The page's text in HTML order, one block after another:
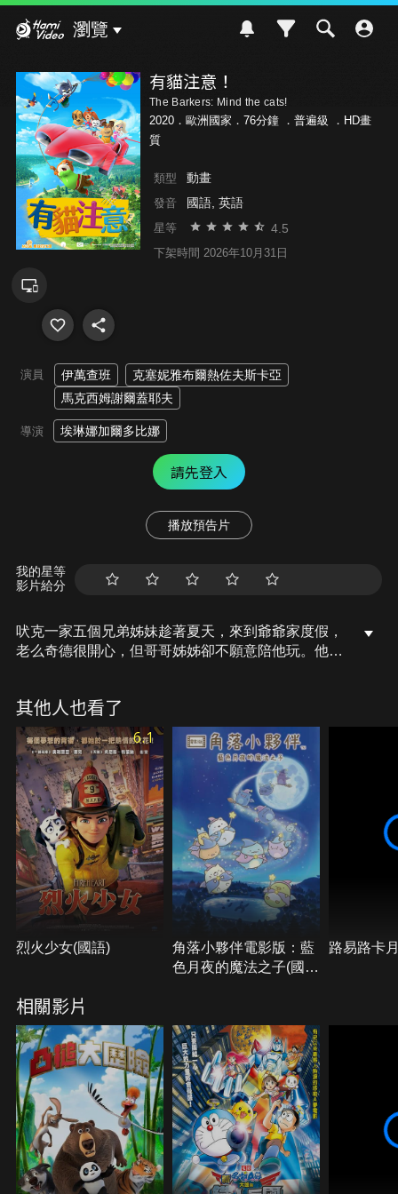
瀏覽
有貓注意！
The Barkers: Mind the cats!
2020．歐洲國家．76分鐘 ． 普遍級
．HD畫
質
類型 動畫
發音 國語, 英語
星等 4.5
下架時間 2026年10月31日
演員 伊萬查班
克塞妮雅布爾熱佐夫斯卡亞
馬克西姆謝爾蓋耶夫
導演 埃琳娜加爾多比娜
請先登入
播放預告片
我的星等
影片給分
吠克一家五個兄弟姊妹趁著夏天，來到爺爺家度假，
老么奇德很開心，但哥哥姊姊卻不願意陪他玩。他一
麥斯的噴射背包，遇到奇德之後，他們假裝和奇德當
朋友，進而打探噴射背包的消息。在面對好不容易得
到的友誼，以及讓他失望的親情，奇德會做出什麼決
定呢？
其他人也看了
6.1
烈火少女(國語)
角落小夥伴電影版：藍
色月夜的魔法之子(國
路易路卡
相關影片